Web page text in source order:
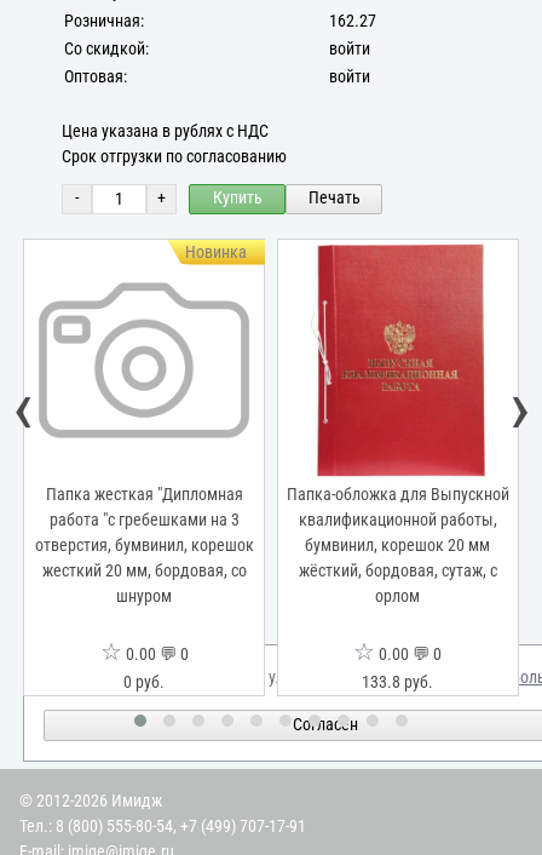
Розничная:
162.27
Со скидкой:
войти
Оптовая:
войти
Цена указана в рублях с НДС
Срок отгрузки по согласованию
- + Купить Печать
Новинка
Папка жесткая "Дипломная
работа "с гребешками на 3
отверстия, бумвинил, корешок
жесткий 20 мм, бордовая, со
шнуром
☆ 0.00 💬 0
0 руб.
Папка-обложка для Выпускной
квалификационной работы,
бумвинил, корешок 20 мм
жёсткий, бордовая, сутаж, с
орлом
☆ 0.00 💬 0
133.8 руб.
‹ ›
Мы используем куки для улучшения вашего опыта. Узнать
Согласен
© 2012-2026 Имидж
Тел.: 8 (800) 555-80-54, +7 (499) 707-17-91